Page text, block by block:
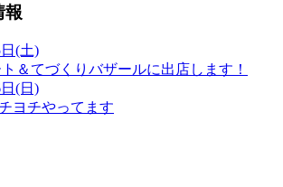
報
(土)
＆てづくりバザールに出店します！
(日)
ヨチやってます